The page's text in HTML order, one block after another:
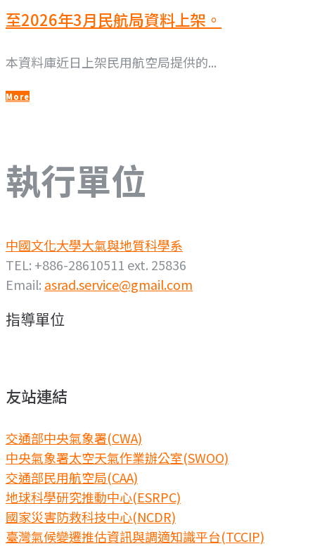
至2026年3月民航局資料上架。
本資料庫近日上架民用航空局提供的...
More
執行單位
中國文化大學大氣與地質科學系
TEL: +886-28610511 ext. 25836
Email: asrad.service@gmail.com
指導單位
友站連結
交通部中央氣象署(CWA)
中央氣象署太空天氣作業辦公室(SWOO)
交通部民用航空局(CAA)
地球科學研究推動中心(ESRPC)
國家災害防救科技中心(NCDR)
臺灣氣候變遷推估資訊與調適知識平台(TCCIP)